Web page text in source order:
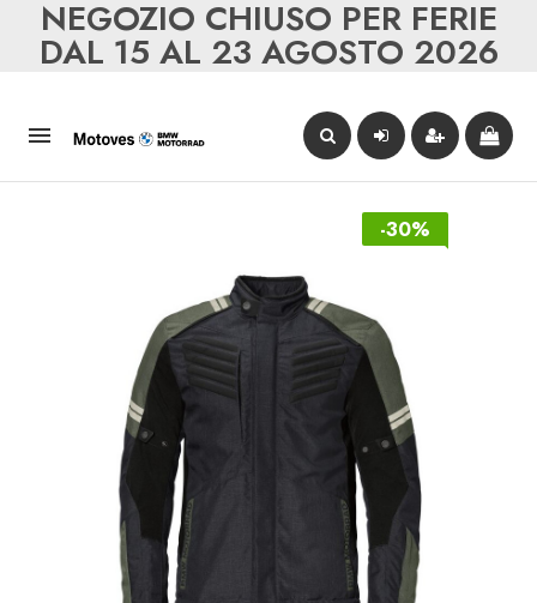
NEGOZIO CHIUSO PER FERIE
DAL 15 AL 23 AGOSTO 2026

-30%